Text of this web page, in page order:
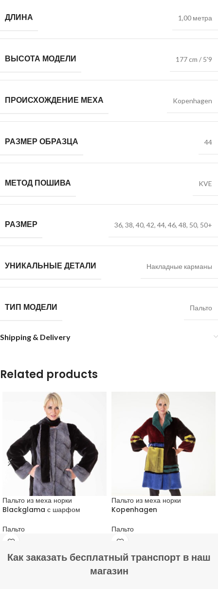
ДЛИНА 1,00 метра
ВЫСОТА МОДЕЛИ 177 cm / 5'9
ПРОИСХОЖДЕНИЕ МЕХА Kopenhagen
РАЗМЕР ОБРАЗЦА 44
МЕТОД ПОШИВА KVE
РАЗМЕР 36, 38, 40, 42, 44, 46, 48, 50, 50+
УНИКАЛЬНЫЕ ДЕТАЛИ Накладные карманы
ТИП МОДЕЛИ Пальто
Shipping & Delivery
Related products
Пальто из меха норки
Blackglama с шарфом
Пальто
Пальто из меха норки
Kopenhagen
Пальто
Как заказать бесплатный транспорт в наш
магазин